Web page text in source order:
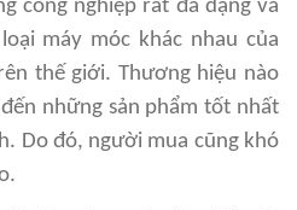
công nghiệp rất đa dạng và
máy móc khác nhau của
thế giới. Thương hiệu nào
những sản phẩm tốt nhất
Do đó, người mua cũng khó